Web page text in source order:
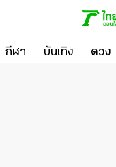
กีฬา บันเทิง ดวง